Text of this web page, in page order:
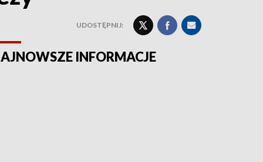
UDOSTĘPNIJ:
INFORMACJE